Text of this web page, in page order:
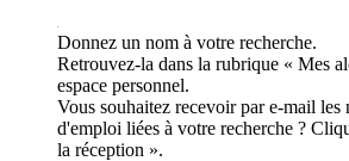
Donnez un nom à votre recherche.
Retrouvez-la dans la rubrique « Mes
espace personnel.
Vous souhaitez recevoir par e-mail les
d'emploi liées à votre recherche ?
la réception ».